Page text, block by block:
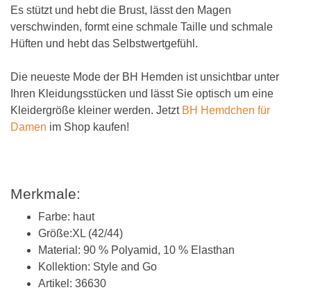
Es stützt und hebt die Brust, lässt den Magen
verschwinden, formt eine schmale Taille und schmale
Hüften und hebt das Selbstwertgefühl.
Die neueste Mode der BH Hemden ist unsichtbar unter
Ihren Kleidungsstücken und lässt Sie optisch um eine
Kleidergröße kleiner werden. Jetzt BH Hemdchen für
Damen im Shop kaufen!
Merkmale:
Farbe: haut
Größe:XL (42/44)
Material: 90 % Polyamid, 10 % Elasthan
Kollektion: Style and Go
Artikel: 36630